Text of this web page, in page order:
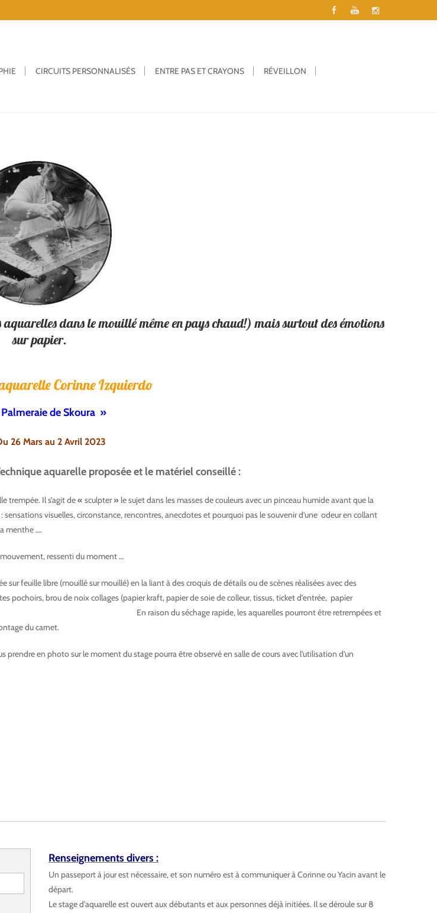
CIRCUITS PERSONNALISÉS ENTRE PAS ET CRAYONS
RÉVEILLON
aquarelles dans le mouillé même en pays chaud!) mais surtout des émotions
sur papier.
Corinne Izquierdo
Skoura »
Avril 2023
aquarelle proposée et le matériel conseillé :
trempée. Il s’agit de« sculpter» le sujet dans les masses de couleurs avec un pinceau humide avant que la
visuelles, circonstance, rencontres, anecdotes et pourquoi pas le souvenir d’une odeur en collant
menthe ….
ressenti du moment …
sur feuille libre (mouillé sur mouillé) en la liant à des croquis de détails ou de scènes réalisées avec des
pochoirs, brou de noix collages (papier kraft, papier de soie de colleur, tissus, ticket d’entrée, papier
En raison du séchage rapide, les aquarelles pourront être retrempées et
du carnet.
en photo sur le moment du stage pourra être observé en salle de cours avec l’utilisation d’un
Renseignements divers :
Un passeport à jour est nécessaire, et son numéro est à communiquer à Corinne ou Yacin avant le
départ.
Le stage d'aquarelle est ouvert aux débutants et aux personnes déjà initiées. Il se déroule sur 8